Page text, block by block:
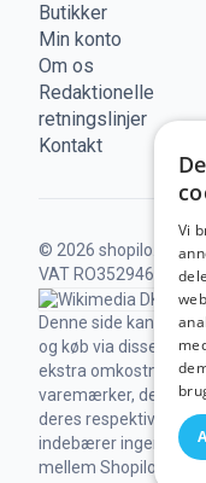
Butikker
Min konto
Om os
Redaktionelle
retningslinjer
Kontakt
© 2026 shopilo.dk.
VAT RO35294618.
Denne side kan
og køb via disse kan
ekstra omkostninger
varemærker, der
deres respektive
indebærer ingen
mellem Shopilo og
Vi